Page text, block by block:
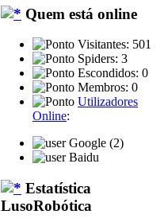
Quem está online
Visitantes: 501
Spiders: 3
Escondidos: 0
Membros: 0
Utilizadores
Online:
Google (2)
Baidu
Estatística
LusoRobótica